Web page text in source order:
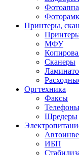
Принтеры,
МФУ
Сканеры
Оргтехника
Факсы
Телефоны
Шредеры
ИБП